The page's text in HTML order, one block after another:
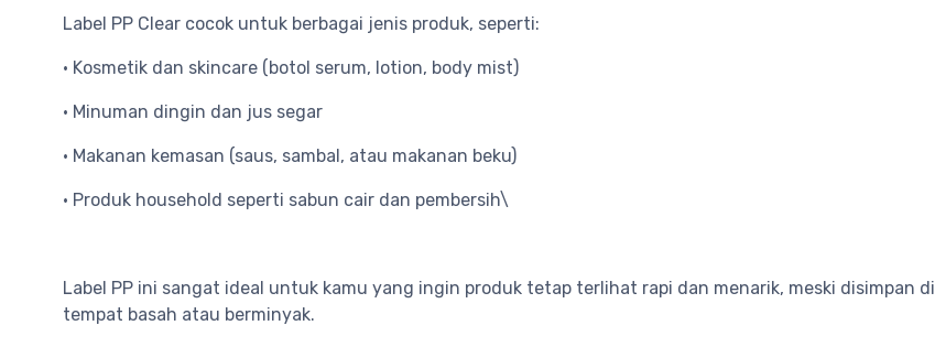
Label PP Clear cocok untuk berbagai jenis produk, seperti:
• Kosmetik dan skincare (botol serum, lotion, body mist)
• Minuman dingin dan jus segar
• Makanan kemasan (saus, sambal, atau makanan beku)
• Produk household seperti sabun cair dan pembersih\
Label PP ini sangat ideal untuk kamu yang ingin produk tetap terlihat rapi dan menarik, meski disimpan di
tempat basah atau berminyak.